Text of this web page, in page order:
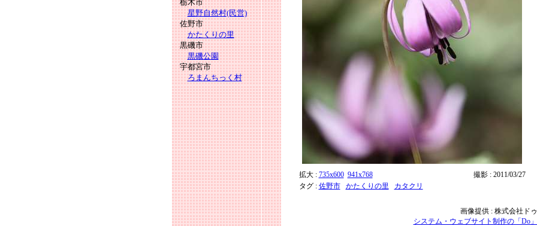
栃木市
星野自然村(民営)
佐野市
かたくりの里
黒磯市
黒磯公園
宇都宮市
ろまんちっく村
拡大 : 735x600 941x768
撮影 : 2011/03/27
タグ : 佐野市 かたくりの里 カタクリ
画像提供 : 株式会社ドゥ
システム・ウェブサイト制作の「Do」